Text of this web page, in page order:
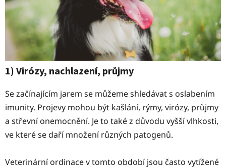
1) Virózy, nachlazení, průjmy
Se začínajícím jarem se můžeme shledávat s oslabením
imunity. Projevy mohou být kašlání, rýmy, virózy, průjmy
a střevní onemocnění. Je to také z důvodu vyšší vlhkosti,
ve které se daří množení různých patogenů.
Veterinární ordinace v tomto období jsou často vytížené